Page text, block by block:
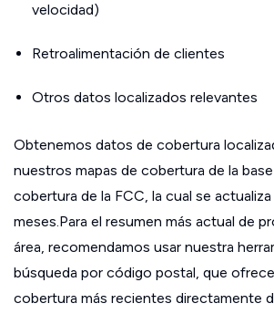
velocidad)
Retroalimentación de clientes
Otros datos localizados relevantes
Obtenemos datos de cobertura
nuestros mapas de cobertura de la
cobertura de la FCC, la cual se
meses.Para el resumen más actual de
área, recomendamos usar nuestra
búsqueda por código postal, que
cobertura más recientes directamente